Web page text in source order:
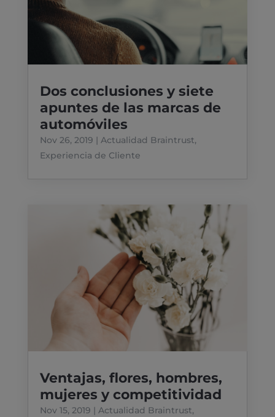
Dos conclusiones y siete
apuntes de las marcas de
automóviles
Nov 26, 2019 | Actualidad Braintrust,
Experiencia de Cliente
Ventajas, flores, hombres,
mujeres y competitividad
Nov 15, 2019 | Actualidad Braintrust,